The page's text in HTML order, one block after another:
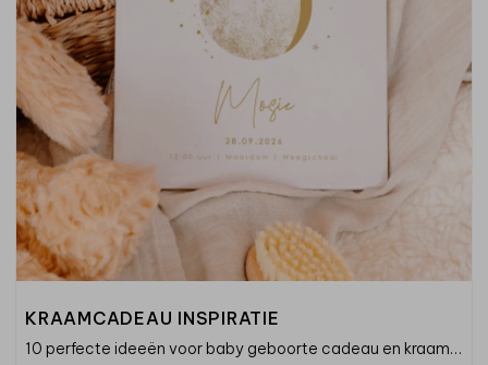
KRAAMCADEAU INSPIRATIE
10 perfecte ideeën voor baby geboorte cadeau en kraamcadeaus